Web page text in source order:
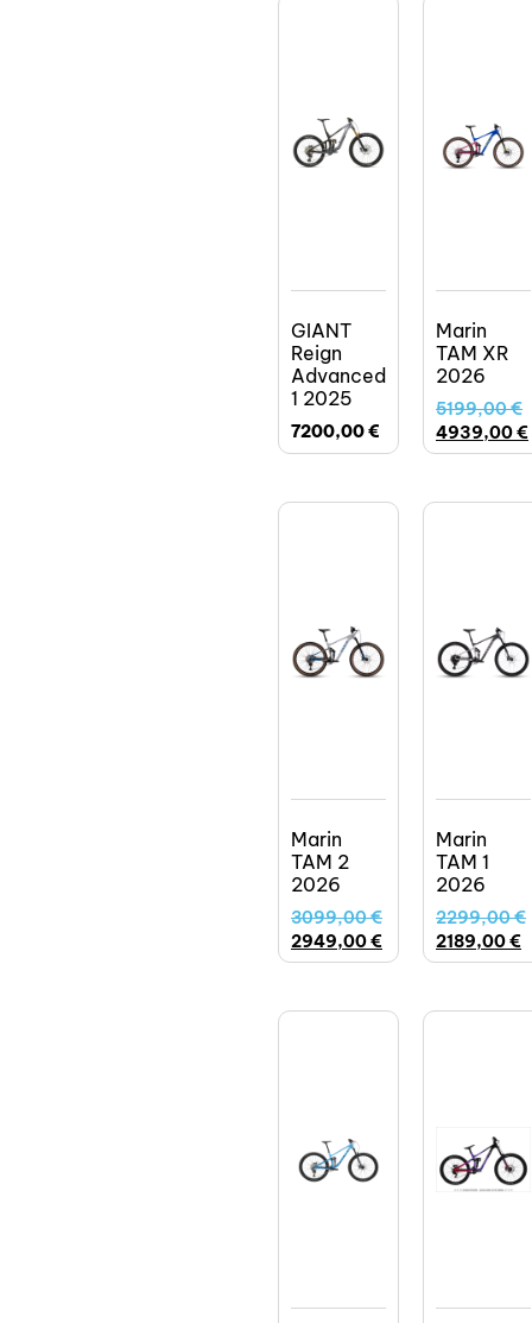
GIANT
Reign
Advanced
1 2025
7200,00€
Marin
TAM XR
2026
5199,00€
4939,00€
Marin
TAM 2
2026
3099,00€
2949,00€
Marin
TAM 1
2026
2299,00€
2189,00€